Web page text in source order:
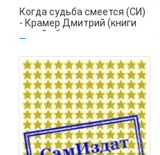
Когда судьба смеется (СИ)
- Крамер Дмитрий (книги
онлайн бесплатно серия
---